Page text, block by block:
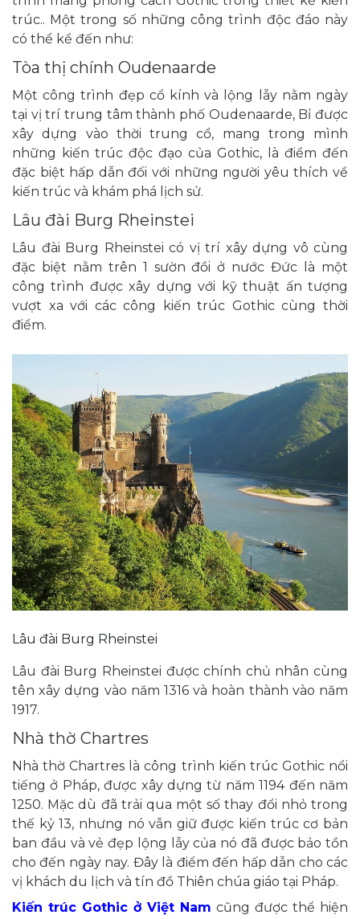
trúc.. Một trong số những công trình độc đáo này
có thể kể đến như:
Tòa thị chính Oudenaarde
Một công trình đẹp cổ kính và lộng lẫy nằm ngày
tại vị trí trung tâm thành phố Oudenaarde, Bỉ được
xây dựng vào thời trung cổ, mang trong mình
những kiến trúc độc đạo của Gothic, là điểm đến
đặc biệt hấp dẫn đối với những người yêu thích về
kiến trúc và khám phá lịch sử.
Lâu đài Burg Rheinstei
Lâu đài Burg Rheinstei có vị trí xây dựng vô cùng
đặc biệt nằm trên 1 sườn đồi ở nước Đức là một
công trình được xây dựng với kỹ thuật ấn tượng
vượt xa với các công kiến trúc Gothic cùng thời
điểm.
Lâu đài Burg Rheinstei
Lâu đài Burg Rheinstei được chính chủ nhân cùng
tên xây dựng vào năm 1316 và hoàn thành vào năm
1917.
Nhà thờ Chartres
Nhà thờ Chartres là công trình kiến trúc Gothic nổi
tiếng ở Pháp, được xây dựng từ năm 1194 đến năm
1250. Mặc dù đã trải qua một số thay đổi nhỏ trong
thế kỷ 13, nhưng nó vẫn giữ được kiến trúc cơ bản
ban đầu và vẻ đẹp lộng lẫy của nó đã được bảo tồn
cho đến ngày nay. Đây là điểm đến hấp dẫn cho các
vị khách du lịch và tín đồ Thiên chúa giáo tại Pháp.
Kiến trúc Gothic ở Việt Nam cũng được thể hiện